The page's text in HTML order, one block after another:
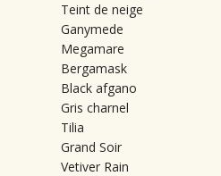
Teint de neige
Ganymede
Megamare
Bergamask
Black afgano
Gris charnel
Tilia
Grand Soir
Vetiver Rain